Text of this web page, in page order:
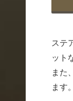
ステ
ット
また
ます。